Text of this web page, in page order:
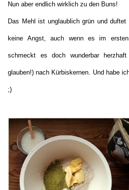
Nun aber endlich wirklich zu den Buns!
Das Mehl ist unglaublich grün und duftet
keine Angst, auch wenn es im
schmeckt es doch wunderbar
glauben!) nach Kürbiskernen. Und habe
;)